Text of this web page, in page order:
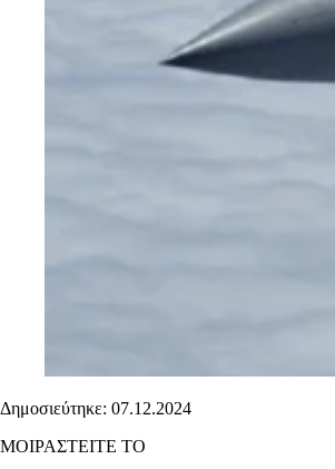
Δημοσιεύτηκε: 07.12.2024
ΜΟΙΡΑΣΤΕΙΤΕ ΤΟ